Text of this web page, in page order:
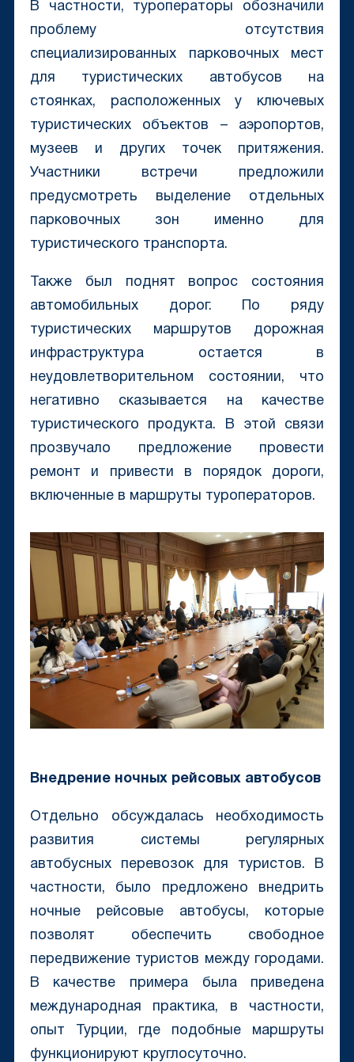
В частности, туроператоры обозначили
проблему отсутствия
специализированных парковочных мест
для туристических автобусов на
стоянках, расположенных у ключевых
туристических объектов – аэропортов,
музеев и других точек притяжения.
Участники встречи предложили
предусмотреть выделение отдельных
парковочных зон именно для
туристического транспорта.
Также был поднят вопрос состояния
автомобильных дорог. По ряду
туристических маршрутов дорожная
инфраструктура остается в
неудовлетворительном состоянии, что
негативно сказывается на качестве
туристического продукта. В этой связи
прозвучало предложение провести
ремонт и привести в порядок дороги,
включенные в маршруты туроператоров.
Внедрение ночных рейсовых автобусов
Отдельно обсуждалась необходимость
развития системы регулярных
автобусных перевозок для туристов. В
частности, было предложено внедрить
ночные рейсовые автобусы, которые
позволят обеспечить свободное
передвижение туристов между городами.
В качестве примера была приведена
международная практика, в частности,
опыт Турции, где подобные маршруты
функционируют круглосуточно.